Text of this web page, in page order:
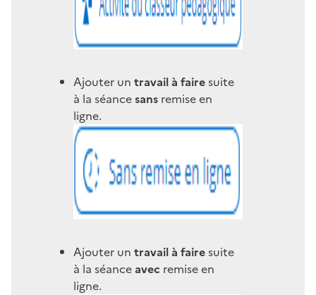
Ajouter un travail à fairesuite
à la séancesans remise en
ligne.
Ajouter un travail à fairesuite
à la séanceavec remise en
ligne.